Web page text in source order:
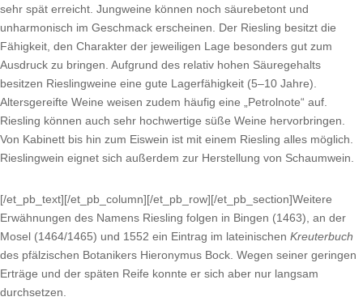
sehr spät erreicht. Jungweine können noch säurebetont und
unharmonisch im Geschmack erscheinen. Der Riesling besitzt die
Fähigkeit, den Charakter der jeweiligen Lage besonders gut zum
Ausdruck zu bringen. Aufgrund des relativ hohen Säuregehalts
besitzen Rieslingweine eine gute Lagerfähigkeit (5–10 Jahre).
Altersgereifte Weine weisen zudem häufig eine „Petrolnote“ auf.
Riesling können auch sehr hochwertige süße Weine hervorbringen.
Von Kabinett bis hin zum Eiswein ist mit einem Riesling alles möglich.
Rieslingwein eignet sich außerdem zur Herstellung von Schaumwein.
[/et_pb_text][/et_pb_column][/et_pb_row][/et_pb_section]Weitere
Erwähnungen des Namens Riesling folgen in Bingen (1463), an der
Mosel (1464/1465) und 1552 ein Eintrag im lateinischen Kreuterbuch
des pfälzischen Botanikers Hieronymus Bock. Wegen seiner geringen
Erträge und der späten Reife konnte er sich aber nur langsam
durchsetzen.